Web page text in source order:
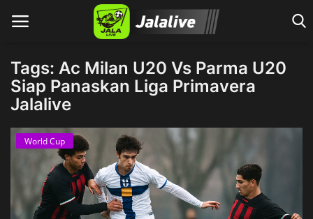
Home
Tags: Ac Milan U20 Vs Parma U20
Siap Panaskan Liga Primavera
Jalalive
World Cup